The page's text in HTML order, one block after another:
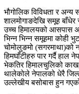
भौगोलिक विविधता र अन्य
शालमोगाङदेखि समूह बाँधेर
उच्च हिमालयको आसपास
भिन्न भिन्न समूहमा कोही
चोमोलुङमो (सगरमाथा)को
हिमघाँटीहरु पार गर्दै हाल
भेकतिर हिमालचुलिको
थालेकोले नेपालको धेरै
उल्लेखीय बसोबास हुन